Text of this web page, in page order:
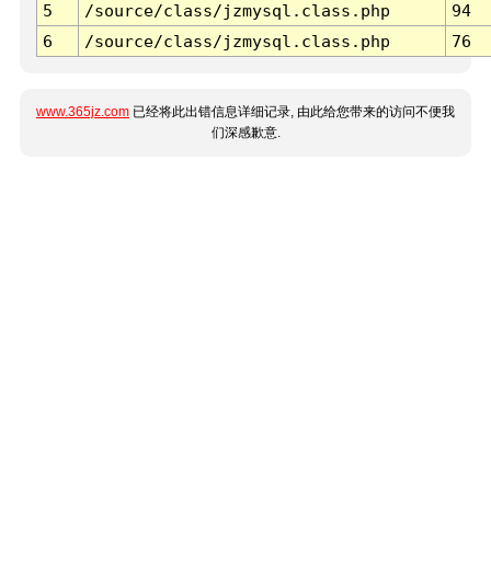
5
/source/class/jzmysql.class.php
94
6
/source/class/jzmysql.class.php 76
www.365jz.com 已经将此出错信息详细记录, 由此给您带来的访问不便我
们深感歉意.